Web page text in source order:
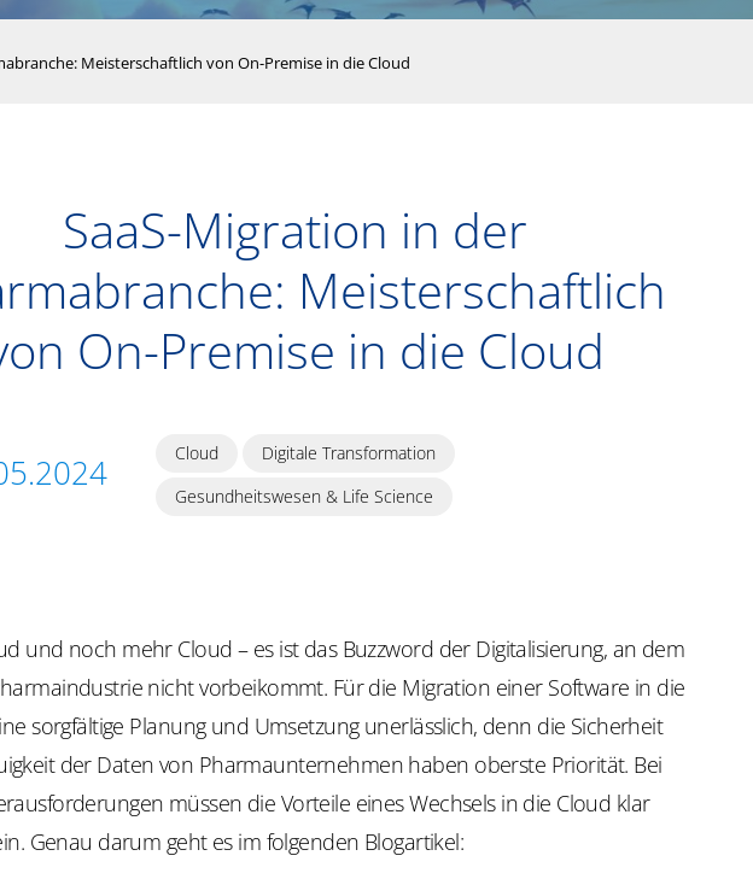
Meisterschaftlich von On-Premise in die Cloud
SaaS-Migration in der
Meisterschaftlich
On-Premise in die Cloud
Cloud
Digitale Transformation
Gesundheitswesen & Life Science
und noch mehr Cloud – es ist das Buzzword der Digitalisierung, an dem
nicht vorbeikommt. Für die Migration einer Software in die
sorgfältige Planung und Umsetzung unerlässlich, denn die Sicherheit
der Daten von Pharmaunternehmen haben oberste Priorität. Bei
müssen die Vorteile eines Wechsels in die Cloud klar
Genau darum geht es im folgenden Blogartikel: